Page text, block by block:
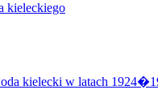
kieleckiego
kielecki w latach